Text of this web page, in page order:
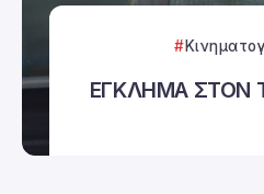
ΕΓΚΛΗΜΑ ΣΤΟΝ